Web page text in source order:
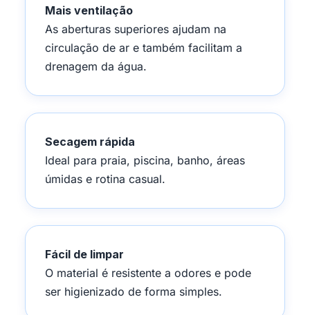
Mais ventilação
As aberturas superiores ajudam na
circulação de ar e também facilitam a
drenagem da água.
Secagem rápida
Ideal para praia, piscina, banho, áreas
úmidas e rotina casual.
Fácil de limpar
O material é resistente a odores e pode
ser higienizado de forma simples.